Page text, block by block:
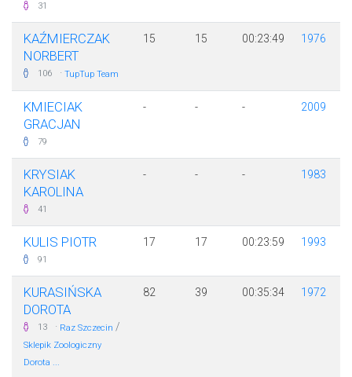
31
KAŹMIERCZAK
NORBERT
106 · TupTup Team
15 15 00:23:49 1976
KMIECIAK
GRACJAN
79
- - - 2009
KRYSIAK
KAROLINA
41
- - - 1983
KULIS PIOTR
91
17 17 00:23:59 1993
KURASIŃSKA
DOROTA
13 · Raz Szczecin /
Sklepik Zoologiczny
Dorota ...
82 39 00:35:34 1972